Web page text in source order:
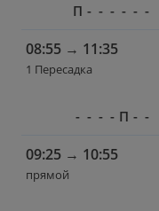
П - - - - - -
08:55 → 11:35
1 Пересадка
- - - - П - -
09:25 → 10:55
прямой